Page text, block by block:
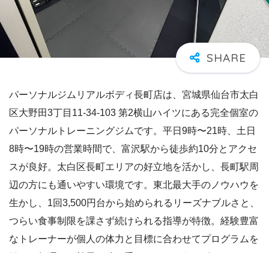
パーソナルジムリアルボディ長町店は、宮城県仙台市太白
区大野田3丁目11-34-103 第2横山ハイツにある完全個室の
パーソナルトレーニングジムです。平日9時〜21時、土日
8時〜19時の営業時間で、富沢駅から徒歩約10分とアクセ
スが良好。太白区長町エリアの好立地を活かし、長町駅周
辺の方にも通いやすい環境です。東北最大手のノウハウを
生かし、1回3,500円台から始められるリーズナブルさと、
つらい食事制限を課さず続けられる指導が特徴。経験豊富
なトレーナーが個人の体力と目標に合わせてプログラムを